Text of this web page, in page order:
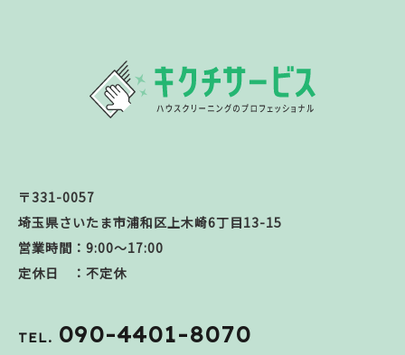
〒331-0057
埼玉県さいたま市浦和区上木崎6丁目13-15
営業時間：9:00～17:00
定休日 ：不定休
TEL. 090-4401-8070